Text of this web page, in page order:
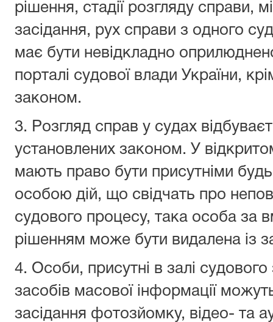
рішення, стадії розгляду справи,
засідання, рух справи з одного
має бути невідкладно
порталі судової влади України,
законом.
3. Розгляд справ у судах
установлених законом. У
мають право бути присутніми
особою дій, що свідчать про
судового процесу, така особа за
рішенням може бути видалена із
4. Особи, присутні в залі
засобів масової інформації
засідання фотозйомку, відео- та